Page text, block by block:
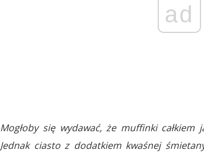
ad
Mogłoby się wydawać, że muffinki całkiem
Jednak ciasto z dodatkiem kwaśnej